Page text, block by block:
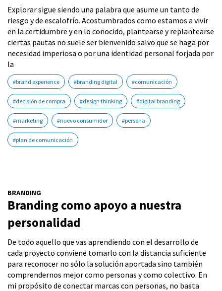
Explorar sigue siendo una palabra que asume un tanto de
riesgo y de escalofrío. Acostumbrados como estamos a vivir
en la certidumbre y en lo conocido, plantearse y replantearse
ciertas pautas no suele ser bienvenido salvo que se haga por
necesidad imperiosa o por una identidad personal forjada por
la
#brand experience #branding digital #comunicación
#decisión de compra #design thinking #digital branding
#marketing #nuevo consumidor #persona
#plan de comunicación
BRANDING
Branding como apoyo a nuestra
personalidad
De todo aquello que vas aprendiendo con el desarrollo de
cada proyecto conviene tomarlo con la distancia suficiente
para reconocer no sólo la solución aportada sino también
comprendernos mejor como personas y como colectivo. En
mi propósito de conectar marcas con personas, no basta